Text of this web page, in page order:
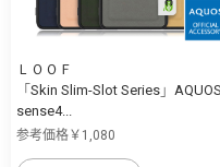
ＬＯＯＦ
「Skin Slim-Slot Series」AQUOS
sense4...
参考価格￥1,080